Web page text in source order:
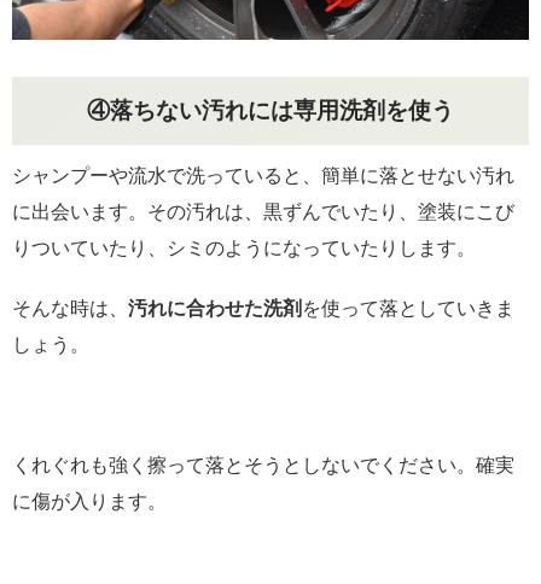
④落ちない汚れには専用洗剤を使う
シャンプーや流水で洗っていると、簡単に落とせない汚れ
に出会います。その汚れは、黒ずんでいたり、塗装にこび
りついていたり、シミのようになっていたりします。
そんな時は、 汚れに合わせた洗剤 を使って落としていきま
しょう。
くれぐれも強く擦って落とそうとしないでください。確実
に傷が入ります。